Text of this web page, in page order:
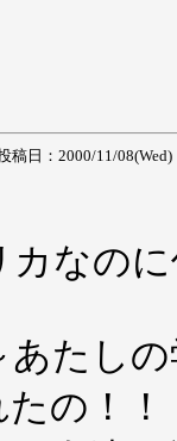
稿日：2000/11/
カなの
あたし
の！